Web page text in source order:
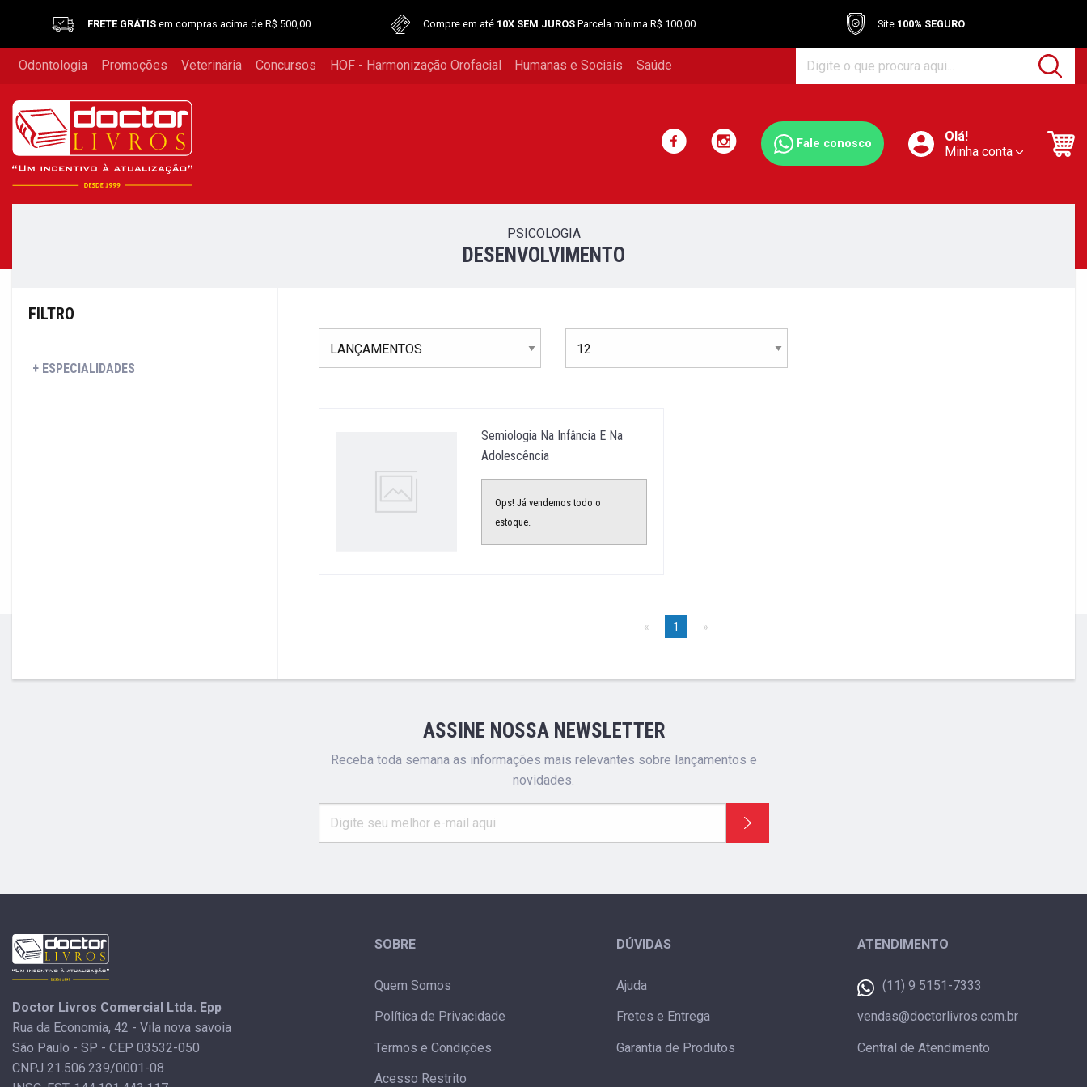
FRETE GRÁTIS em compras acima de R$ 500,00 Compre em até 10X SEM JUROS Parcela mínima R$ 100,00 Site 100% SEGURO
Odontologia Promoções Veterinária Concursos HOF - Harmonização Orofacial Humanas e Sociais Saúde
Fale conosco
Olá!
Minha conta
PSICOLOGIA
DESENVOLVIMENTO
FILTRO
ESPECIALIDADES
Semiologia Na Infância E Na
Adolescência
Ops! Já vendemos todo o
estoque.
1
ASSINE NOSSA NEWSLETTER
Receba toda semana as informações mais relevantes sobre lançamentos e
novidades.
Doctor Livros Comercial Ltda. Epp
Rua da Economia, 42 - Vila nova savoia
São Paulo - SP - CEP 03532-050
CNPJ 21.506.239/0001-08
SOBRE
Quem Somos
Política de Privacidade
Termos e Condições
Acesso Restrito
DÚVIDAS
Ajuda
Fretes e Entrega
Garantia de Produtos
ATENDIMENTO
(11) 9 5151-7333
vendas@doctorlivros.com.br
Central de Atendimento